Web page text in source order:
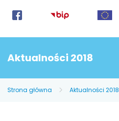
Aktualności 2018
Strona główna Aktualności 2018